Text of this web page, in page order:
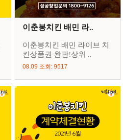
이춘봉치킨 배민 라..
이춘봉치킨 배민 라이브 치
킨상품권 완판!상위 ..
08.09 조회: 9517